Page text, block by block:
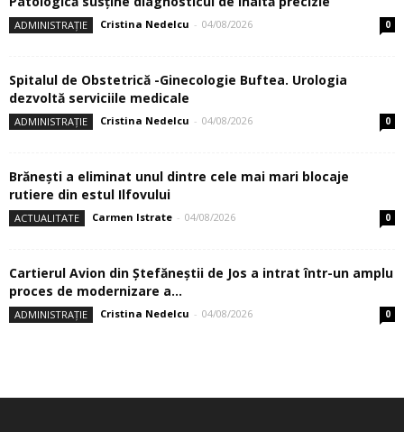
ADMINISTRAȚIE Cristina Nedelcu - 04/08/2026 0
Spitalul de Obstetrică -Ginecologie Buftea. Urologia
dezvoltă serviciile medicale
ADMINISTRAȚIE Cristina Nedelcu - 04/08/2026 0
Brănești a eliminat unul dintre cele mai mari blocaje
rutiere din estul Ilfovului
ACTUALITATE Carmen Istrate - 04/08/2026 0
Cartierul Avion din Ştefăneştii de Jos a intrat într-un amplu
proces de modernizare a...
ADMINISTRAȚIE Cristina Nedelcu - 04/08/2026 0